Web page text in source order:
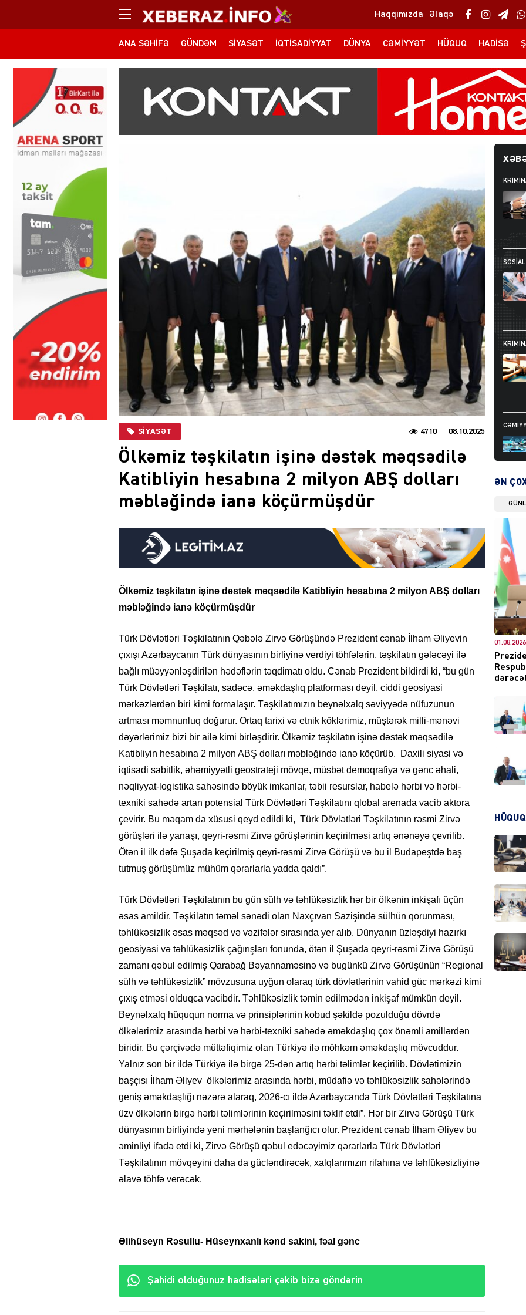
Haqqımızda Əlaqə
ANA SƏHIFƏ GÜNDƏM SIYASƏT İQTISADIYYAT DÜNYA CƏMIYYƏT HÜQUQ HADISƏ
SIYASƏT 08.10.2025
4710
Ölkəmiz təşkilatın işinə dəstək məqsədilə
Katibliyin hesabına 2 milyon ABŞ dolları
məbləğində ianə köçürmüşdür
Ölkəmiz təşkilatın işinə dəstək məqsədilə Katibliyin hesabına 2 milyon ABŞ dolları
məbləğində ianə köçürmüşdür
Türk Dövlətləri Təşkilatının Qəbələ Zirvə Görüşündə Prezident cənab İlham Əliyevin
çıxışı Azərbaycanın Türk dünyasının birliyinə verdiyi töhfələrin, təşkilatın gələcəyi ilə
bağlı müəyyənləşdirilən hədəflərin təqdimatı oldu. Cənab Prezident bildirdi ki, “bu gün
Türk Dövlətləri Təşkilatı, sadəcə, əməkdaşlıq platforması deyil, ciddi geosiyasi
mərkəzlərdən biri kimi formalaşır. Təşkilatımızın beynəlxalq səviyyədə nüfuzunun
artması məmnunluq doğurur. Ortaq tarixi və etnik köklərimiz, müştərək milli-mənəvi
dəyərlərimiz bizi bir ailə kimi birləşdirir. Ölkəmiz təşkilatın işinə dəstək məqsədilə
Katibliyin hesabına 2 milyon ABŞ dolları məbləğində ianə köçürüb. Daxili siyasi və
iqtisadi sabitlik, əhəmiyyətli geostrateji mövqe, müsbət demoqrafiya və gənc əhali,
nəqliyyat-logistika sahəsində böyük imkanlar, təbii resurslar, habelə hərbi və hərbi-
texniki sahədə artan potensial Türk Dövlətləri Təşkilatını qlobal arenada vacib aktora
çevirir. Bu məqam da xüsusi qeyd edildi ki, Türk Dövlətləri Təşkilatının rəsmi Zirvə
görüşləri ilə yanaşı, qeyri-rəsmi Zirvə görüşlərinin keçirilməsi artıq ənənəyə çevrilib.
Ötən il ilk dəfə Şuşada keçirilmiş qeyri-rəsmi Zirvə Görüşü və bu il Budapeştdə baş
tutmuş görüşümüz mühüm qərarlarla yadda qaldı”.
Türk Dövlətləri Təşkilatının bu gün sülh və təhlükəsizlik hər bir ölkənin inkişafı üçün
əsas amildir. Təşkilatın təməl sənədi olan Naxçıvan Sazişində sülhün qorunması,
təhlükəsizlik əsas məqsəd və vəzifələr sırasında yer alıb. Dünyanın üzləşdiyi hazırkı
geosiyasi və təhlükəsizlik çağırışları fonunda, ötən il Şuşada qeyri-rəsmi Zirvə Görüşü
zamanı qəbul edilmiş Qarabağ Bəyannaməsinə və bugünkü Zirvə Görüşünün “Regional
sülh və təhlükəsizlik” mövzusuna uyğun olaraq türk dövlətlərinin vahid güc mərkəzi kimi
çıxış etməsi olduqca vacibdir. Təhlükəsizlik təmin edilmədən inkişaf mümkün deyil.
Beynəlxalq hüququn norma və prinsiplərinin kobud şəkildə pozulduğu dövrdə
ölkələrimiz arasında hərbi və hərbi-texniki sahədə əməkdaşlıq çox önəmli amillərdən
biridir. Bu çərçivədə müttəfiqimiz olan Türkiyə ilə möhkəm əməkdaşlıq mövcuddur.
Yalnız son bir ildə Türkiyə ilə birgə 25-dən artıq hərbi təlimlər keçirilib. Dövlətimizin
başçısı İlham Əliyev ölkələrimiz arasında hərbi, müdafiə və təhlükəsizlik sahələrində
geniş əməkdaşlığı nəzərə alaraq, 2026-cı ildə Azərbaycanda Türk Dövlətləri Təşkilatına
üzv ölkələrin birgə hərbi təlimlərinin keçirilməsini təklif etdi”. Hər bir Zirvə Görüşü Türk
dünyasının birliyində yeni mərhələnin başlanğıcı olur. Prezident cənab İlham Əliyev bu
əminliyi ifadə etdi ki, Zirvə Görüşü qəbul edəcəyimiz qərarlarla Türk Dövlətləri
Təşkilatının mövqeyini daha da gücləndirəcək, xalqlarımızın rifahına və təhlükəsizliyinə
əlavə töhfə verəcək.
Əlihüseyn Rəsullu- Hüseynxanlı kənd sakini, fəal gənc
Şahidi olduğunuz hadisələri çəkib bizə göndərin
SOSIAL
DÜNYA
ŞOU-
ƏN
01.08.2026
HÜQUQ